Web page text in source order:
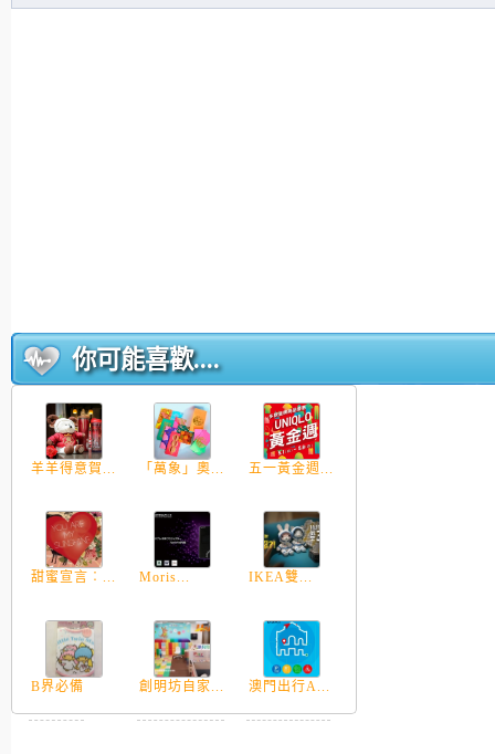
你可能喜歡....
羊羊得意賀... 「萬象」奧... 五一黃金週...
甜蜜宣言︰... Moris... IKEA雙...
B界必備 創明坊自家... 澳門出行A...